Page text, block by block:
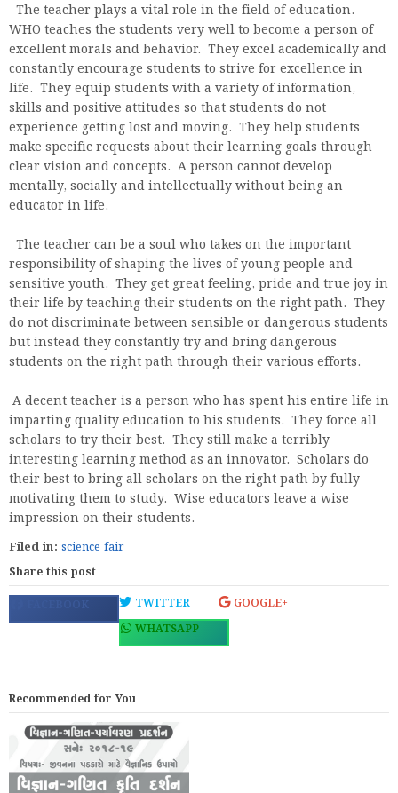
The teacher plays a vital role in the field of education.
WHO teaches the students very well to become a person of
excellent morals and behavior. They excel academically and
constantly encourage students to strive for excellence in
life. They equip students with a variety of information,
skills and positive attitudes so that students do not
experience getting lost and moving. They help students
make specific requests about their learning goals through
clear vision and concepts. A person cannot develop
mentally, socially and intellectually without being an
educator in life.
The teacher can be a soul who takes on the important
responsibility of shaping the lives of young people and
sensitive youth. They get great feeling, pride and true joy in
their life by teaching their students on the right path. They
do not discriminate between sensible or dangerous students
but instead they constantly try and bring dangerous
students on the right path through their various efforts.
A decent teacher is a person who has spent his entire life in
imparting quality education to his students. They force all
scholars to try their best. They still make a terribly
interesting learning method as an innovator. Scholars do
their best to bring all scholars on the right path by fully
motivating them to study. Wise educators leave a wise
impression on their students.
Filed in: science fair
Share this post
FACEBOOK TWITTER
GOOGLE+
WHATSAPP
Recommended for You